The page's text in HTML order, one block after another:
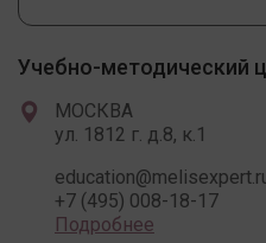
Учебно-методический
МОСКВА
ул. 1812 г. д.8, к.1
+7 (495) 008-18-17
Подробнее